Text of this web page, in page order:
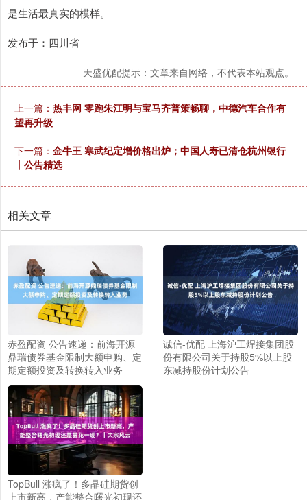
是生活最真实的模样。
发布于：四川省
天盛优配提示：文章来自网络，不代表本站观点。
上一篇： 热丰网 零跑朱江明与宝马齐普策畅聊，中德汽车合作有
望再升级
下一篇： 金牛王 寒武纪定增价格出炉；中国人寿已清仓杭州银行
丨公告精选
相关文章
赤盈配资 公告速递：前海开源
鼎瑞债券基金限制大额申购、定
期定额投资及转换转入业务
诚信-优配 上海沪工焊接集团股
份有限公司关于持股5%以上股
东减持股份计划公告
TopBull 涨疯了！多晶硅期货创
上市新高，产能整合曙光初现还